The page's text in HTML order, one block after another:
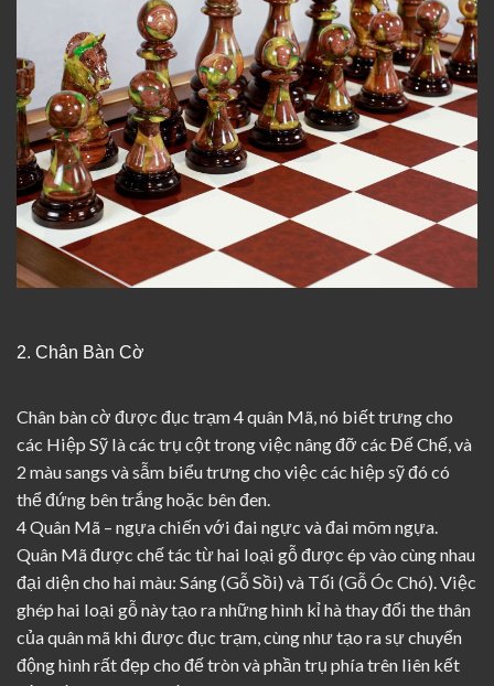
2. Chân Bàn Cờ
Chân bàn cờ được đục trạm 4 quân Mã, nó biết trưng cho
các Hiệp Sỹ là các trụ cột trong việc nâng đỡ các Đế Chế, và
2 màu sangs và sẫm biểu trưng cho việc các hiệp sỹ đó có
thể đứng bên trắng hoặc bên đen.
4 Quân Mã – ngựa chiến với đai ngực và đai mõm ngựa.
Quân Mã được chế tác từ hai loại gỗ được ép vào cùng nhau
đại diện cho hai màu: Sáng (Gỗ Sồi) và Tối (Gỗ Óc Chó). Việc
ghép hai loại gỗ này tạo ra những hình kỉ hà thay đổi the thân
của quân mã khi được đục trạm, cùng như tạo ra sự chuyển
động hình rất đẹp cho đế tròn và phần trụ phía trên liên kết